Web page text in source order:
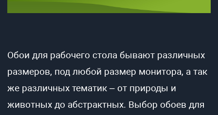
Обои для рабочего стола бывают различных
размеров, под любой размер монитора, а так
же различных тематик – от природы и
животных до абстрактных. Выбор обоев для